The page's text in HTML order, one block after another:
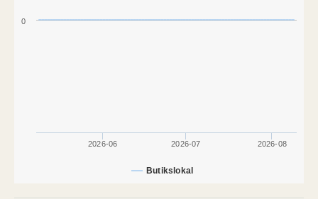
Butikslokal
2026-06 2026-07 2026-08
0